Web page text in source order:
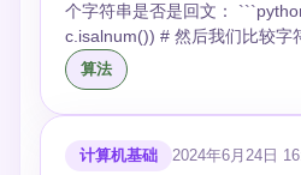
个字符串是否是回文： ```python def is_palindrome(s): # 首先，我们将字符串转为小写，并移除非字母字符 clean_s = ''.join(c for c in s.lower() if
c.isalnum()) # 然后我们比较字符串与其翻转后的版本是否相同 return clean_s == clean_s[::-1] ``` 在这个函数中，我们首先将输入字符串转换为全部
小写，并且移除了所有非字母
序版本进行比较，来判断它是否是回文。 让我们用一些例子来测试这个函数： ```python
print(is_palindrome("racecar")) # 应该输出: True print(is_palindrome("hello")) # 应该输出: False print(is_palindrome("A man, a plan, a
移除了，所以最终验证的字符
算法
计算机基础 2024年6月24日